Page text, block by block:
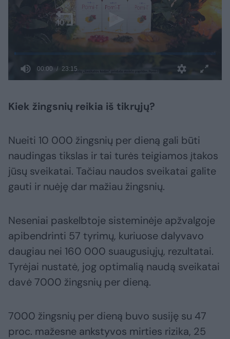
Kiek žingsnių reikia iš tikrųjų?
Nueiti 10 000 žingsnių per dieną gali būti
naudingas tikslas ir tai turės teigiamos įtakos
jūsų sveikatai. Tačiau naudos sveikatai galite
gauti ir nuėję dar mažiau žingsnių.
Neseniai paskelbtoje sisteminėje apžvalgoje
apibendrinti 57 tyrimų, kuriuose dalyvavo
daugiau nei 160 000 suaugusiųjų, rezultatai.
Tyrėjai nustatė, jog optimalią naudą sveikatai
davė 7000 žingsnių per dieną.
7000 žingsnių per dieną buvo susiję su 47
proc. mažesne ankstyvos mirties rizika, 25